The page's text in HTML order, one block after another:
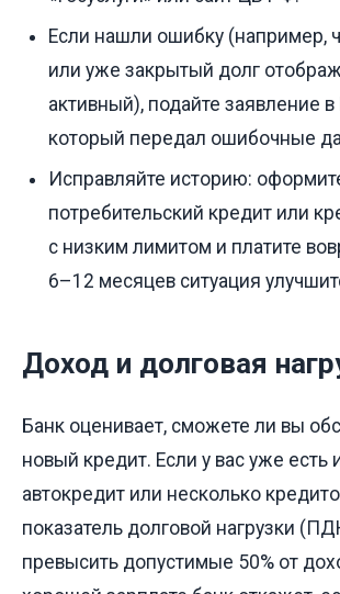
Если нашли ошибку (например,
или уже закрытый долг
активный), подайте заявление
который передал ошибочные
Исправляйте историю:
потребительский кредит или
с низким лимитом и платите
6–12 месяцев ситуация
Доход и долговая
Банк оценивает, сможете ли вы
новый кредит. Если у вас уже есть
автокредит или несколько
показатель долговой нагрузки
превысить допустимые 50% от